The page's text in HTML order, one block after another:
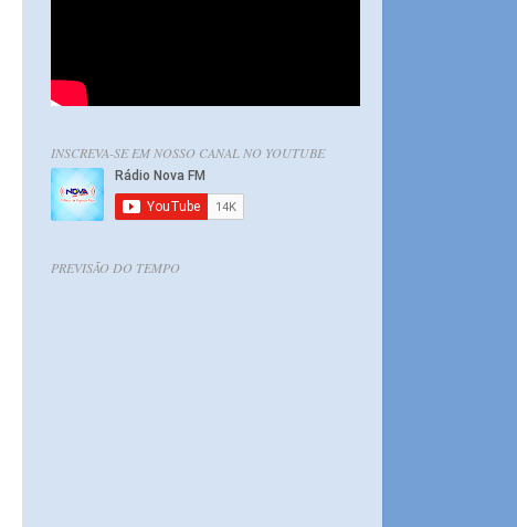
INSCREVA-SE EM NOSSO CANAL NO YOUTUBE
PREVISÃO DO TEMPO